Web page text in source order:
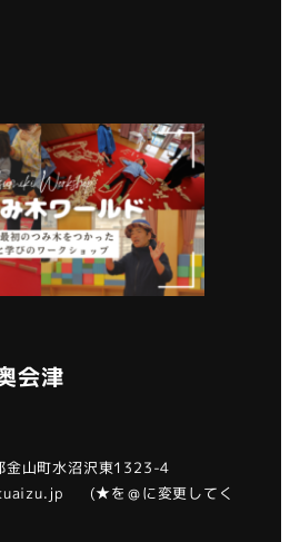
会津
山町水沼沢東1323-4
(★を＠に変更してく